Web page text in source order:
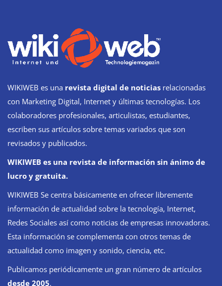
WIKIWEB es una revista digital de noticias relacionadas
con Marketing Digital, Internet y últimas tecnologías. Los
colaboradores profesionales, articulistas, estudiantes,
escriben sus artículos sobre temas variados que son
revisados y publicados.
WIKIWEB es una revista de información sin ánimo de
lucro y gratuita.
WIKIWEB Se centra básicamente en ofrecer libremente
información de actualidad sobre la tecnología, Internet,
Redes Sociales así como noticias de empresas innovadoras.
Esta información se complementa con otros temas de
actualidad como imagen y sonido, ciencia, etc.
Publicamos periódicamente un gran número de artículos
desde 2005.